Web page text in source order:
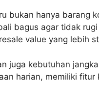
bukan hanya barang
bagus agar tidak
value yang lebih
juga kebutuhan
harian, memiliki